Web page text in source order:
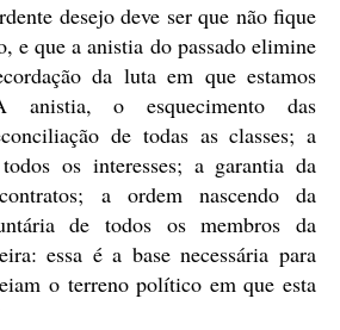
desejo deve ser que não fique
e que a anistia do passado elimine
da luta em que estamos
anistia, o esquecimento das
de todas as classes; a
os interesses; a garantia da
a ordem nascendo da
de todos os membros da
essa é a base necessária para
o terreno político em que esta